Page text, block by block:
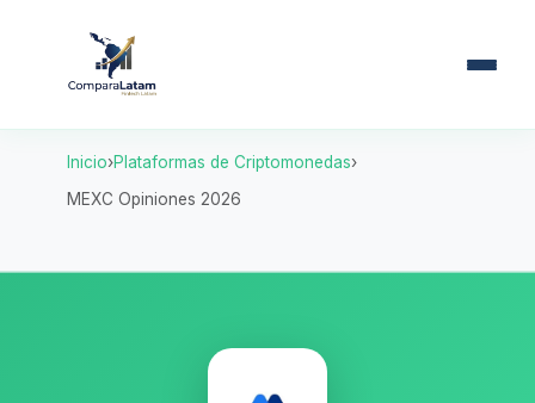
Inicio Plataformas de Criptomonedas
MEXC Opiniones 2026